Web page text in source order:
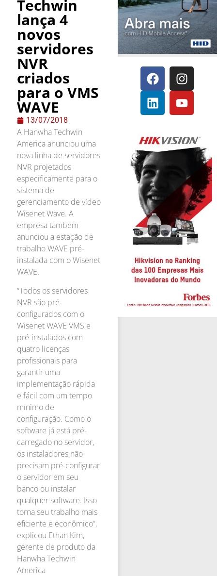
Techwin
lança 4
novos
servidores
NVR
criados
para o VMS
WAVE
13/07/2018
A Hanwha Techwin
America anunciou uma
nova linha de servidores
NVR projetados
especificamente para o
sistema de
gerenciamento de vídeo
Wisenet Wave. A
empresa também
anunciou a estação de
trabalho WAVE pré-
instalada com o Wisenet
WAVE.
“Todos os servidores
NVR são pré-
configurados com o
Wisenet WAVE VMS e
pré-instalados com
quatro licenças
profissionais para
garantir uma
implementação rápida
e fácil com um tempo
mínimo de
configuração. Como o
software já está pré-
carregado no servidor,
os instaladores não
precisam pré-configurar
o servidor em seu
banco ou instalar
qualquer software. Isso
torna seu trabalho mais
eficiente e econômico”,
explicou Ethan Kim,
gerente de produto da
Hanwha Techwin
America